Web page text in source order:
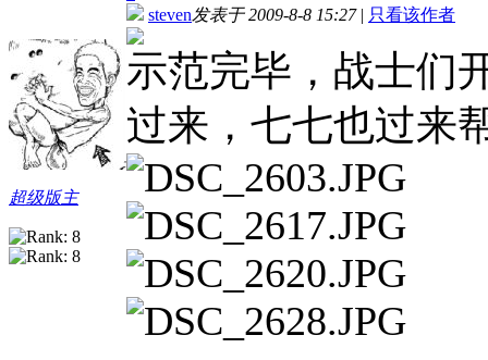
超级版主
steven发表于 2009-8-8 15:27| 只看该作者
示范完毕，战士们
过来，七七也过来